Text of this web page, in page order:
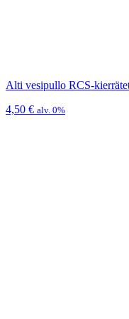
Alti vesipullo RCS-
4,50 € alv. 0%